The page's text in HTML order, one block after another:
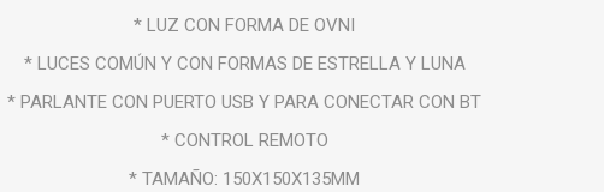
* LUZ CON FORMA DE OVNI
* LUCES COMÚN Y CON FORMAS DE ESTRELLA Y LUNA
* PARLANTE CON PUERTO USB Y PARA CONECTAR CON BT
* CONTROL REMOTO
* TAMAÑO: 150X150X135MM